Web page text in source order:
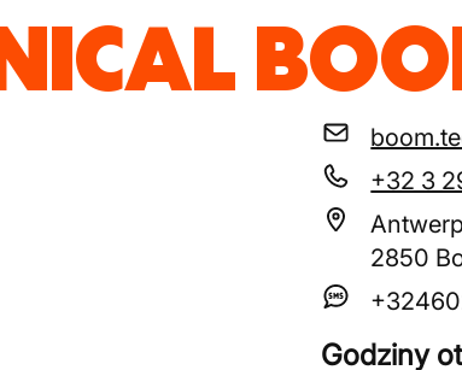
+32 3
2850
Godziny